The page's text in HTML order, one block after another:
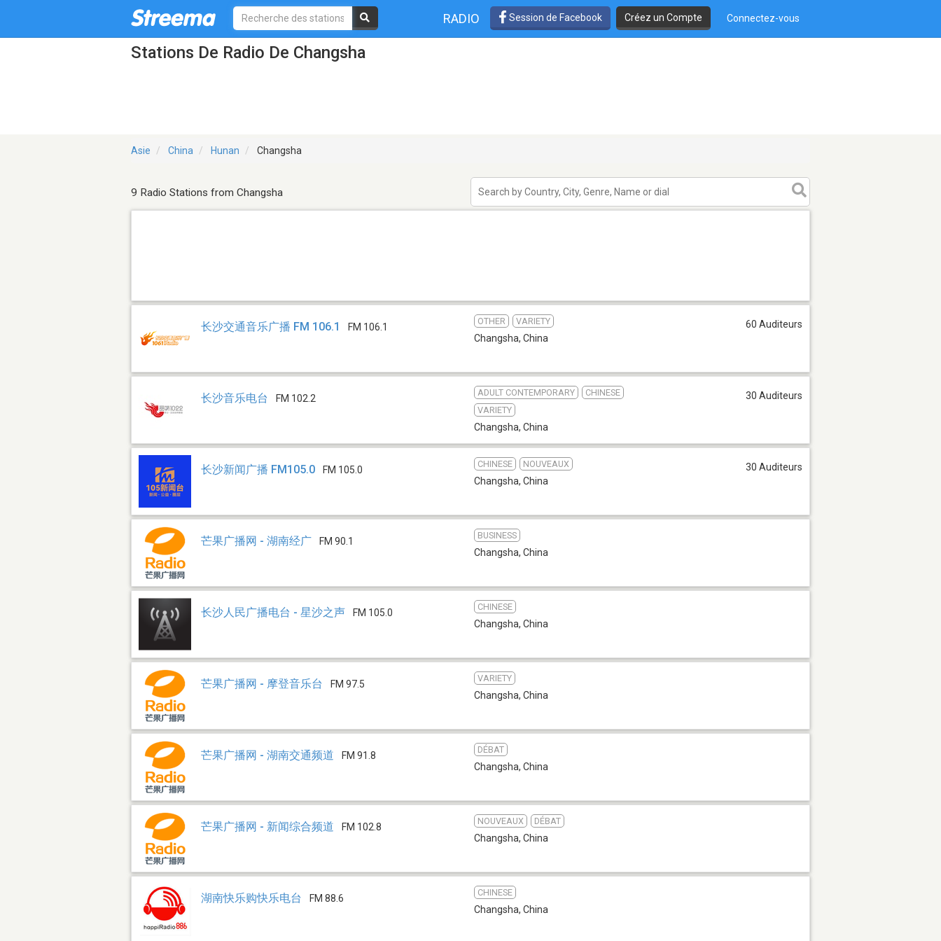
RADIO Session de Facebook Créez un Compte Connectez-vous
Stations De Radio De Changsha
Asie China Hunan Changsha
9 Radio Stations from Changsha
长沙交通音乐广播 FM 106.1 FM 106.1
OTHER VARIETY
Changsha, China
60 Auditeurs
长沙音乐电台 FM 102.2
ADULT CONTEMPORARY
CHINESE
VARIETY
Changsha, China
30 Auditeurs
长沙新闻广播 FM105.0 FM 105.0
CHINESE NOUVEAUX
Changsha, China
30 Auditeurs
芒果广播网 - 湖南经广 FM 90.1
BUSINESS
Changsha, China
长沙人民广播电台 - 星沙之声 FM 105.0
CHINESE
Changsha, China
芒果广播网 - 摩登音乐台 FM 97.5
VARIETY
Changsha, China
芒果广播网 - 湖南交通频道 FM 91.8
DÉBAT
Changsha, China
芒果广播网 - 新闻综合频道 FM 102.8
NOUVEAUX DÉBAT
Changsha, China
湖南快乐购快乐电台 FM 88.6
CHINESE
Changsha, China